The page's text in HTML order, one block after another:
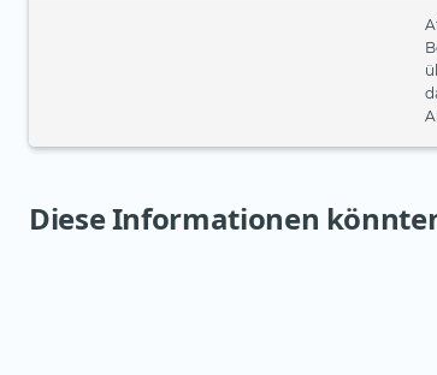
Diese Informationen